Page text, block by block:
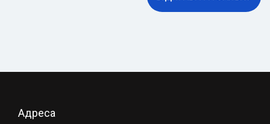
Адреса